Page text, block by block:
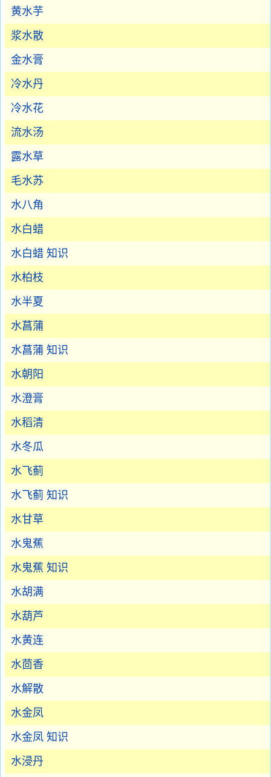
黄水芋
浆水散
金水膏
冷水丹
冷水花
流水汤
露水草
毛水苏
水八角
水白蜡
水白蜡 知识
水柏枝
水半夏
水菖蒲
水菖蒲 知识
水朝阳
水澄膏
水稻清
水冬瓜
水飞蓟
水飞蓟 知识
水甘草
水鬼蕉
水鬼蕉 知识
水胡满
水葫芦
水黄连
水茴香
水解散
水金凤
水金凤 知识
水浸丹